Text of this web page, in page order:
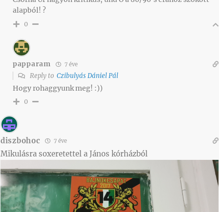
alapból! ?
0
papparam 7 éve
Reply to Czibulyás Dániel Pál
Hogy rohaggyunk meg! :))
0
diszbohoc 7 éve
Mikulásra soxeretettel a János kórházból